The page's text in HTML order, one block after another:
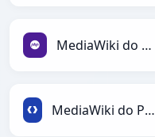
MediaWiki do PHP
MediaWiki do Protobuf